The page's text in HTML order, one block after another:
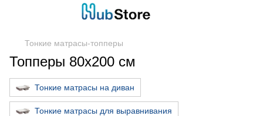
Тонкие матрасы-топперы
Топперы 80х200 см
Тонкие матрасы на диван
Тонкие матрасы для выравнивания